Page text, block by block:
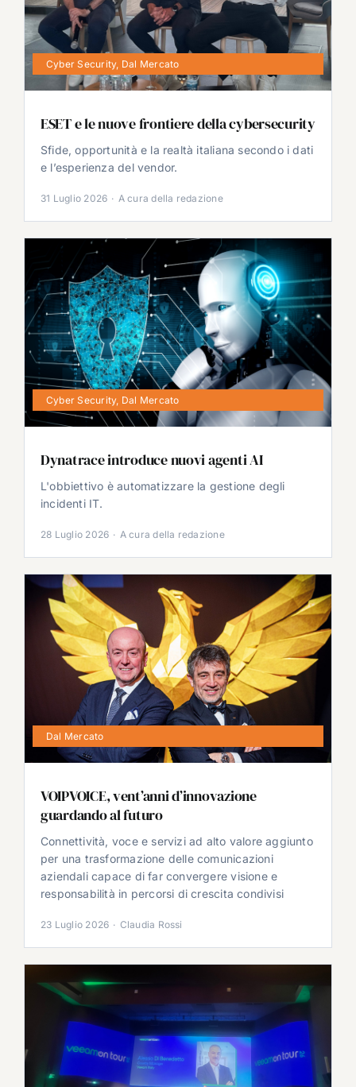
Cyber Security, Dal Mercato
ESET e le nuove frontiere della cybersecurity
Sfide, opportunità e la realtà italiana secondo i dati
e l’esperienza del vendor.
31 Luglio 2026 · A cura della redazione
Cyber Security, Dal Mercato
Dynatrace introduce nuovi agenti AI
L'obbiettivo è automatizzare la gestione degli
incidenti IT.
28 Luglio 2026 · A cura della redazione
Dal Mercato
VOIPVOICE, vent’anni d’innovazione
guardando al futuro
Connettività, voce e servizi ad alto valore aggiunto
per una trasformazione delle comunicazioni
aziendali capace di far convergere visione e
responsabilità in percorsi di crescita condivisi
23 Luglio 2026 · Claudia Rossi